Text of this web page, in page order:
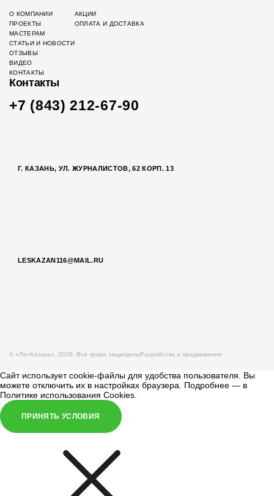
О КОМПАНИИ
ПРОЕКТЫ
МАСТЕРАМ
СТАТЬИ И НОВОСТИ
ОТЗЫВЫ
ВИДЕО
КОНТАКТЫ
АКЦИИ
ОПЛАТА И ДОСТАВКА
Контакты
+7 (843) 212-67-90
Г. КАЗАНЬ, УЛ. ЖУРНАЛИСТОВ, 62 КОРП. 13
LESKAZAN116@MAIL.RU
© «ЛесКазань», 2026. Все права защищеныРазработка и продвижение
Сайт использует cookie-файлы для удобства пользователя. Вы
можете отключить их в настройках браузера. Подробнее — в
Политике использования Cookies
ПРИНЯТЬ УСЛОВИЯ